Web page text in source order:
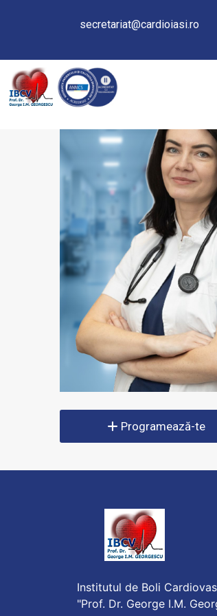
secretariat@cardioiasi.ro
Programează-te
Institutul de Boli
"Prof. Dr. George I.M.